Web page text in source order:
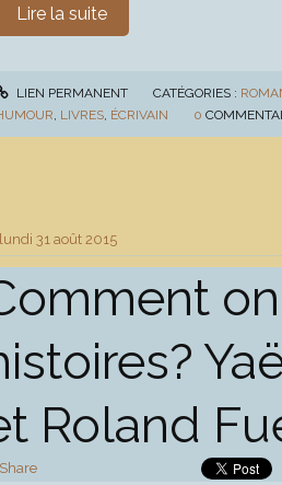
Lire la suite
LIEN PERMANENT CATÉGORIES :
LIVRES, ÉCRIVAIN 0
lundi 31 août 2015
Roland
Share